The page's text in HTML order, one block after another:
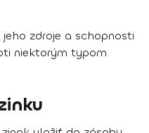
zdroje a schopnosti
niektorým typom